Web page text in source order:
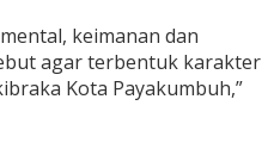
keimanan dan
agar terbentuk karakter
Kota Payakumbuh,”